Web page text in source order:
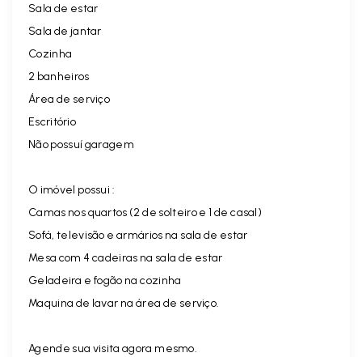
Sala de estar
Sala de jantar
Cozinha
2 banheiros
Área de serviço
Escritório
Não possuí garagem
O imóvel possui :
Camas nos quartos (2 de solteiro e 1 de casal)
Sofá, televisão e armários na sala de estar
Mesa com 4 cadeiras na sala de estar
Geladeira e fogão na cozinha
Maquina de lavar na área de serviço.
Agende sua visita agora mesmo.